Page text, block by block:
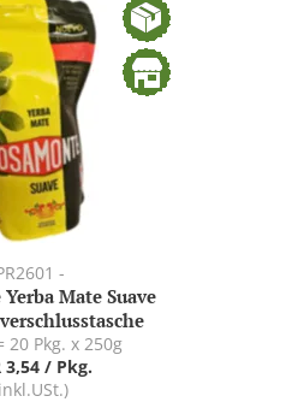
-
Mate Suave
20 Pkg. x 250g
3,54 / Pkg.